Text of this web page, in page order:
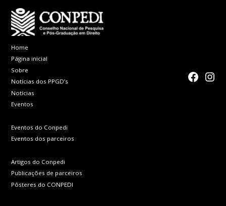
Home
Página inicial
Sobre
Notícias dos PPGD’s
Notícias
Eventos
Eventos do Conpedi
Eventos dos parceiros
Artigos do Conpedi
Publicações de parceiros
Pôsteres do CONPEDI